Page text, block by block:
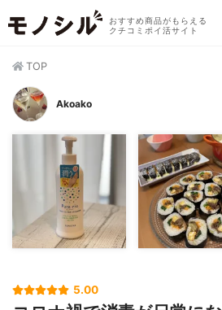
おすすめ商品がもらえる
クチコミポイ活サイト
TOP
Akoako
5.00